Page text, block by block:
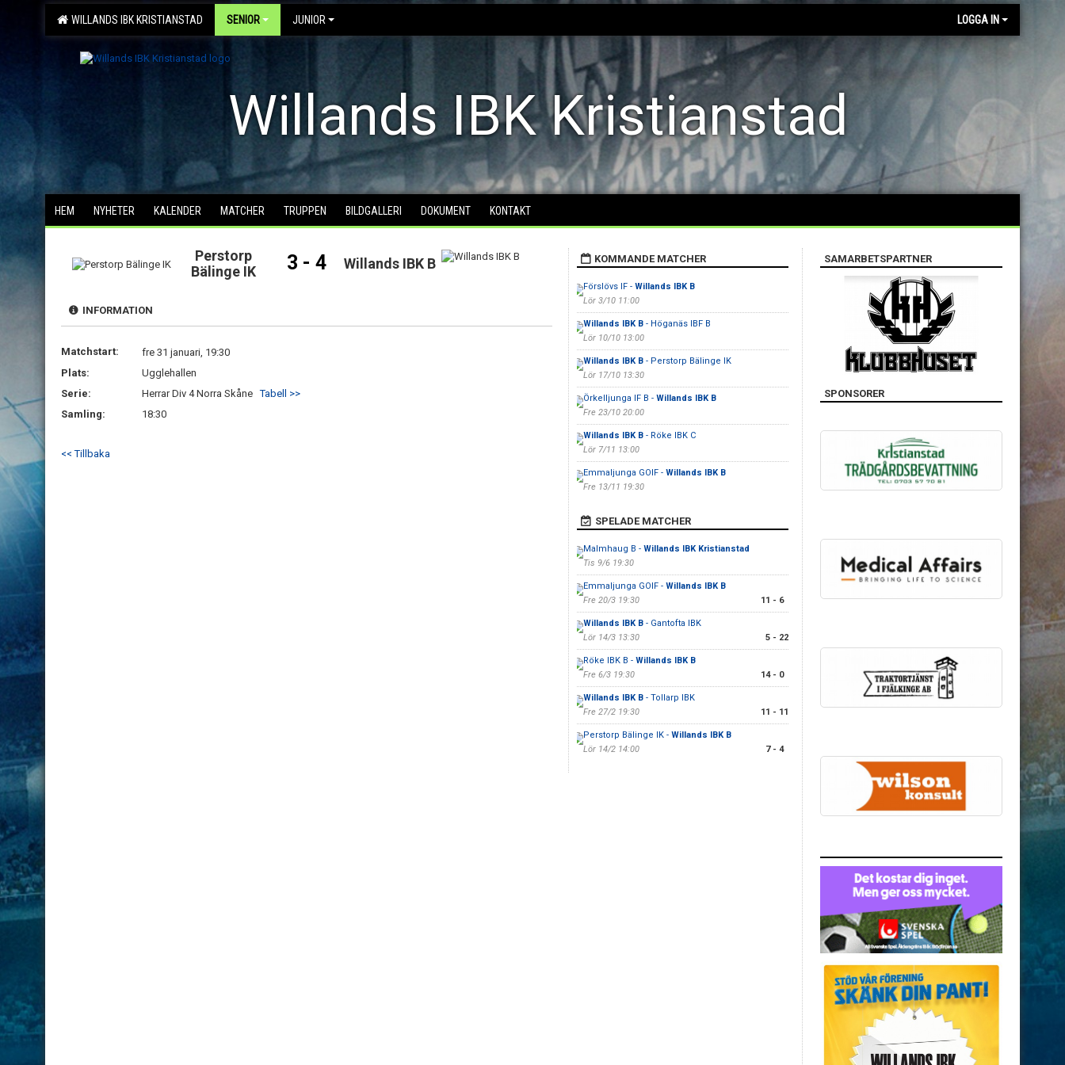
WILLANDS IBK KRISTIANSTAD SENIOR JUNIOR LOGGA IN
Willands IBK Kristianstad
HEM NYHETER KALENDER MATCHER TRUPPEN BILDGALLERI DOKUMENT KONTAKT
Perstorp
Bälinge IK
3 - 4 Willands IBK B
INFORMATION
Matchstart:
fre 31 januari, 19:30
Plats:
Ugglehallen
Serie:
Herrar Div 4 Norra SkåneTabell >>
Samling:
18:30
<< Tillbaka
KOMMANDE MATCHER
Förslövs IF - Willands IBK B
Lör 3/10 11:00
Willands IBK B- Höganäs IBF B
Lör 10/10 13:00
Willands IBK B- Perstorp Bälinge IK
Lör 17/10 13:30
Örkelljunga IF B - Willands IBK B
Fre 23/10 20:00
Willands IBK B- Röke IBK C
Lör 7/11 13:00
Emmaljunga GOIF - Willands IBK B
Fre 13/11 19:30
SPELADE MATCHER
Malmhaug B - Willands IBK Kristianstad
Tis 9/6 19:30
Emmaljunga GOIF - Willands IBK B
Fre 20/3 19:30
11 - 6
Willands IBK B- Gantofta IBK
Lör 14/3 13:30
5 - 22
Röke IBK B - Willands IBK B
Fre 6/3 19:30
14 - 0
Willands IBK B- Tollarp IBK
Fre 27/2 19:30
11 - 11
Perstorp Bälinge IK - Willands IBK B
Lör 14/2 14:00
7 - 4
SAMARBETSPARTNER
SPONSORER